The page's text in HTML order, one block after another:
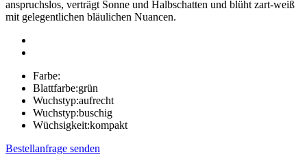
anspruchslos, verträgt Sonne und Halbschatten und blüht zart-weiß
mit gelegentlichen bläulichen Nuancen.
Farbe:
Blattfarbe:grün
Wuchstyp:aufrecht
Wuchstyp:buschig
Wüchsigkeit:kompakt
Bestellanfrage senden